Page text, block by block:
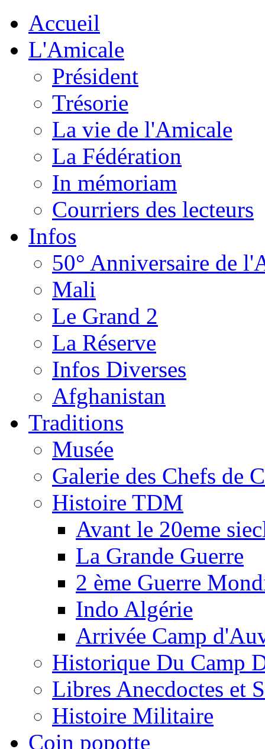
Accueil
L'Amicale
Président
Trésorie
La vie de l'Amicale
La Fédération
In mémoriam
Courriers des lecteurs
Infos
50° Anniversaire de
Mali
Le Grand 2
La Réserve
Infos Diverses
Afghanistan
Traditions
Musée
Galerie des Chefs de
Histoire TDM
Avant le 20eme
La Grande Guerre
2 ème Guerre
Indo Algérie
Arrivée Camp
Historique Du Camp
Libres Anecdoctes et
Histoire Militaire
Coin popotte